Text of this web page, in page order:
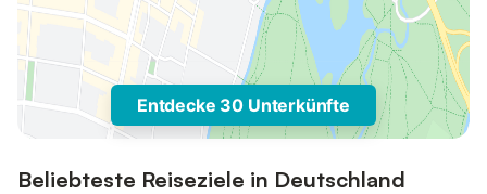
Entdecke 30 Unterkünfte
Beliebteste Reiseziele in Deutschland